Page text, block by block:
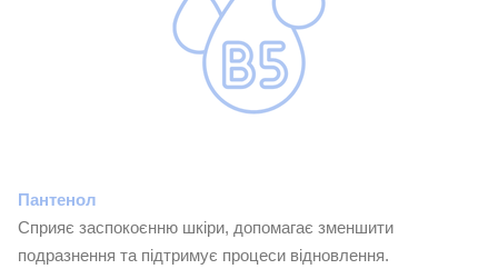
Пантенол
Сприяє заспокоєнню шкіри, допомагає зменшити
подразнення та підтримує процеси відновлення.